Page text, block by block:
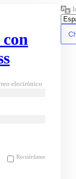
electrónico
Recuérdame